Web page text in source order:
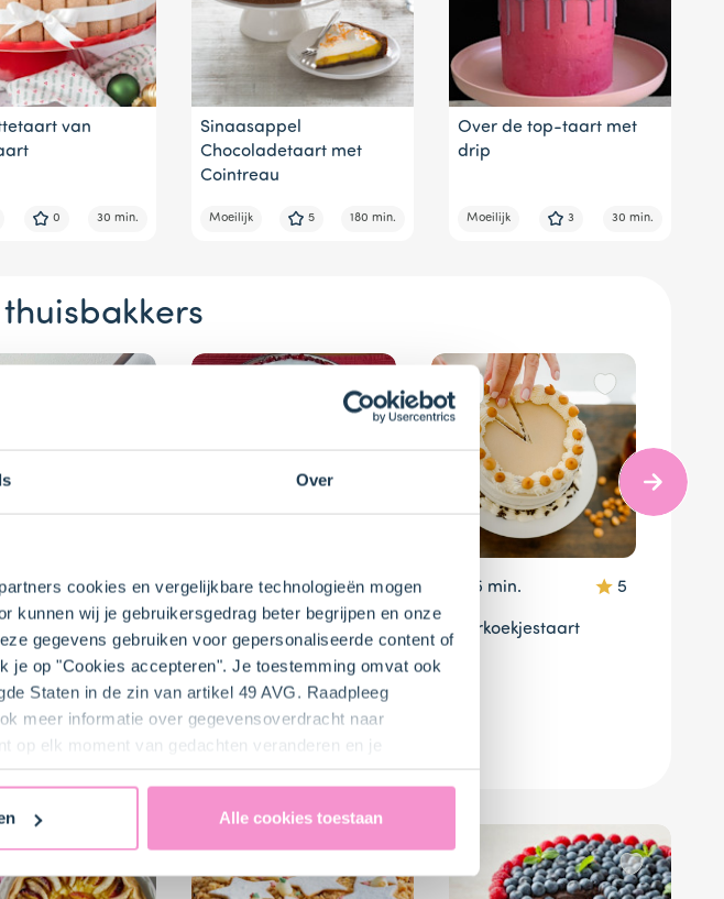
Over
cookies en vergelijkbare technologieën mogen
kunnen wij je gebruikersgedrag beter begrijpen en onze
gegevens gebruiken voor gepersonaliseerde content of
je op "Cookies accepteren". Je toestemming omvat ook
Staten in de zin van artikel 49 AVG. Raadpleeg
meer informatie over gegevensoverdracht naar
op elk moment van gedachten veranderen en je
Alle cookies toestaan
van
0 30 min.
Sinaasappel
Chocoladetaart met
Cointreau
Moeilijk 5 180 min.
Over de top-taart met
drip
Moeilijk 3 30 min.
min. 1 20 min. 0
Yoghurt/Pistache/granaatappeltaart
45 min. 5
Bitterkoekjestaart
Meer thuisbakkers recepten